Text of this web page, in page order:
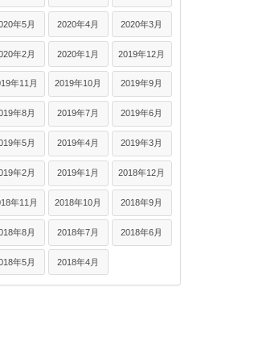
年5月 2020年4月 2020年3月
年2月 2020年1月 2019年12月
年11月 2019年10月 2019年9月
年8月 2019年7月 2019年6月
年5月 2019年4月 2019年3月
年2月 2019年1月 2018年12月
年11月 2018年10月 2018年9月
年8月 2018年7月 2018年6月
年5月 2018年4月